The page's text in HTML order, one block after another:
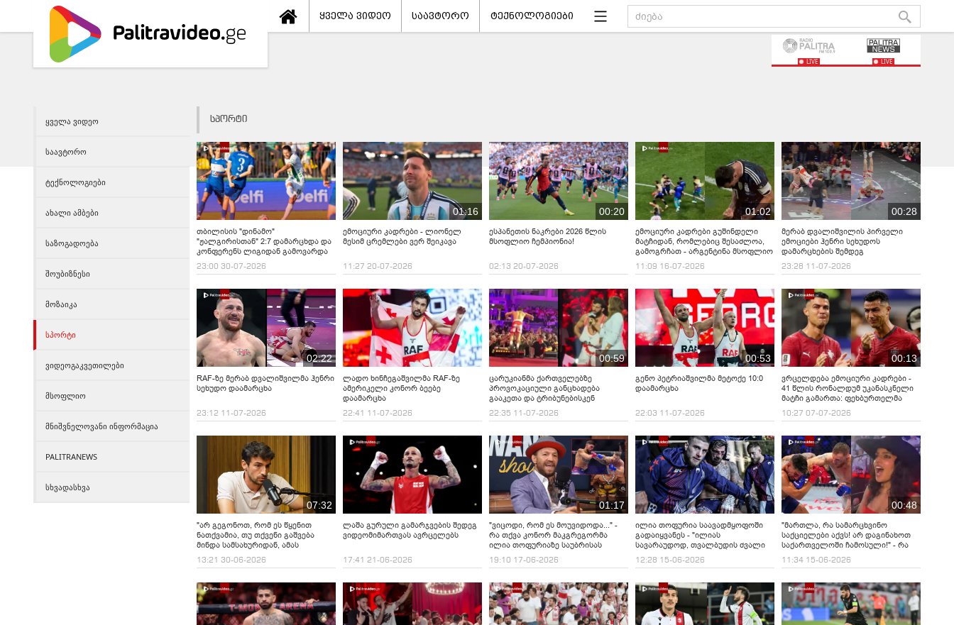
ყველა ვიდეო საავტორო ტექნოლოგიები
LIVE LIVE
ყველა ვიდეო
საავტორო
ტექნოლოგიები
ახალი ამბები
საზოგადოება
შოუბიზნესი
მოზაიკა
სპორტი
ვიდეოგაკვეთილები
მსოფლიო
მნიშვნელოვანი ინფორმაცია
PALITRANEWS
სხვადასხვა
სპორტი
თბილისის "დინამო"
"ჟალგირისთან" 2:7 დამარცხდა და
კონფერენს ლიგიდან გამოვარდა
23:00 30-07-2026
01:16
ემოციური კადრები - ლიონელ
მესიმ ცრემლები ვერ შეიკავა
11:27 20-07-2026
00:20
ესპანეთის ნაკრები 2026 წლის
მსოფლიო ჩემპიონია!
02:13 20-07-2026
01:02
ემოციური კადრები გუშინდელი
მატჩიდან, რომლებიც შესაძლოა,
გამოგრჩათ - არ­გენ­ტი­ნა მსოფ­ლიო
ჩემ­პი­ო­ნა­ტის ფი­ნალ­შია!
11:09 16-07-2026
00:28
მერაბ დვალიშვილის პირველი
ემოციები ჰენრი სეხუდოს
დამარცხების შემდეგ
23:28 11-07-2026
02:22
RAF-ზე მერაბ დვალიშვილმა ჰენრი
სეხუდო დაამარცხა
23:12 11-07-2026
ლადო ხინჩეგაშვილმა RAF-ზე
ამერიკელი კონორ ბეებე
დაამარცხა
22:41 11-07-2026
00:59
ცარუკიანმა ქართველებზე
პროვოკაციული განცხადება
გააკეთა და ტრიბუნებისკენ
გადახტა
22:35 11-07-2026
00:53
გენო პეტრიაშვილმა მეტოქე 10:0
დაამარცხა
22:03 11-07-2026
00:13
ვრცელდება ემოციური კადრები -
41 წლის რონალდუმ უკანასკნელი
მატჩი გამართა: ფეხბურთელმა
მოედანი თვალცრემლიანმა
დატოვა
10:27 07-07-2026
07:32
"არ გეგონოთ, რომ ეს წყენით
ნათქვამია, თუ თქვენი გაშვება
მინდა სამსახურიდან, ამას
პრესკონფერენციიდან არ
გავაკეთებ... მსოფლიო
დიდი შეცდომა დავუშვით" -
გიორგი გველესიანი
13:21 30-06-2026
ლაშა გურული გამარჯვების შედეგ
ვიდეომიმართვას ავრცელებს
17:41 21-06-2026
01:17
"ვიცოდი, რომ ეს მოუვიდოდა..." -
რა თქვა კონორ მაკგრეგორმა
ილია თოფურიაზე საუბრისას
19:10 17-06-2026
ილია თოფურია საავადმყოფოში
გადაიყვანეს - "ილიას
სავარაუდოდ, თვალბუდის ძვალი
აქვს ჩატეხილი"
12:28 15-06-2026
00:48
"მართლა, რა სამარცხვინო
საქციელები აქვს! არ დაგინახოთ
საქართველოში ჩამოსული!" - რა
გამოხმაურება მოჰყვა ნინა დრამას
ვიდეოს?
11:34 15-06-2026